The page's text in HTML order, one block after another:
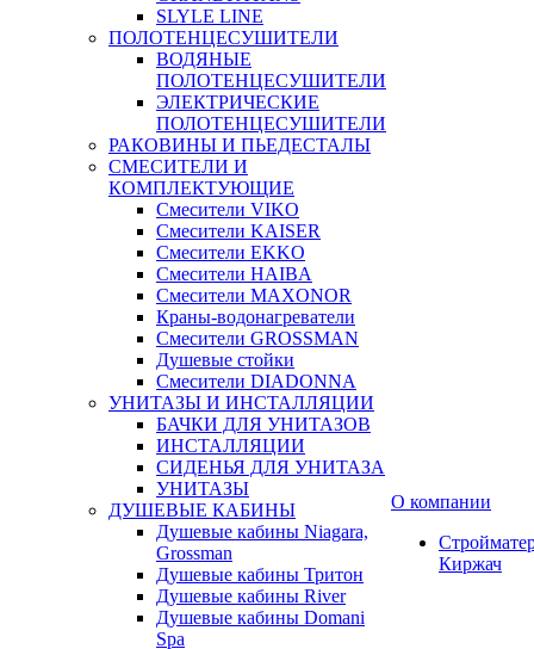
SLYLE LINE
ПОЛОТЕНЦЕСУШИТЕЛИ
ВОДЯНЫЕ
ПОЛОТЕНЦЕСУШИТЕЛИ
ЭЛЕКТРИЧЕСКИЕ
ПОЛОТЕНЦЕСУШИТЕЛИ
РАКОВИНЫ И ПЬЕДЕСТАЛЫ
СМЕСИТЕЛИ И
КОМПЛЕКТУЮЩИЕ
Смесители VIKO
Смесители KAISER
Смесители EKKO
Смесители HAIBA
Смесители MAXONOR
Краны-водонагреватели
Смесители GROSSMAN
Душевые стойки
Смесители DIADONNA
УНИТАЗЫ И ИНСТАЛЛЯЦИИ
БАЧКИ ДЛЯ УНИТАЗОВ
ИНСТАЛЛЯЦИИ
СИДЕНЬЯ ДЛЯ УНИТАЗА
УНИТАЗЫ
ДУШЕВЫЕ КАБИНЫ
Душевые кабины Niagara,
Grossman
Душевые кабины Тритон
Душевые кабины River
Душевые кабины Domani
Spa
О компании
Киржач